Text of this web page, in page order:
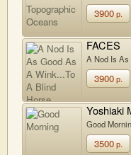
3900р.
FACES
A Nod Is
3900р.
Yoshiaki
Good
3500р.